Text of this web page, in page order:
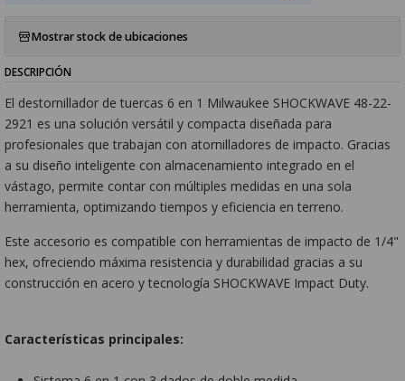
Mostrar stock de ubicaciones
DESCRIPCIÓN
El destornillador de tuercas 6 en 1 Milwaukee SHOCKWAVE 48-22-
2921 es una solución versátil y compacta diseñada para
profesionales que trabajan con atornilladores de impacto. Gracias
a su diseño inteligente con almacenamiento integrado en el
vástago, permite contar con múltiples medidas en una sola
herramienta, optimizando tiempos y eficiencia en terreno.
Este accesorio es compatible con herramientas de impacto de 1/4"
hex, ofreciendo máxima resistencia y durabilidad gracias a su
construcción en acero y tecnología SHOCKWAVE Impact Duty.
Características principales: